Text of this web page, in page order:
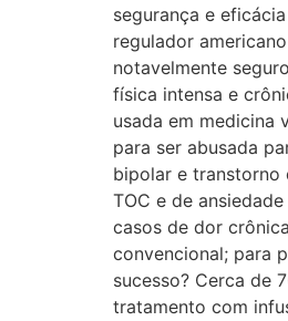
segurança e
regulador
notavelmente
física intensa e
usada em medicina
para ser abusada
bipolar e transtorno
TOC e de
casos de dor
convencional; para
sucesso? Cerca de
tratamento com